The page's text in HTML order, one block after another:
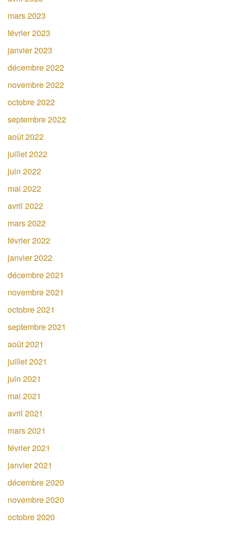
mars 2023
février 2023
janvier 2023
décembre 2022
novembre 2022
octobre 2022
septembre 2022
août 2022
juillet 2022
juin 2022
mai 2022
avril 2022
mars 2022
février 2022
janvier 2022
décembre 2021
novembre 2021
octobre 2021
septembre 2021
août 2021
juillet 2021
juin 2021
mai 2021
avril 2021
mars 2021
février 2021
janvier 2021
décembre 2020
novembre 2020
octobre 2020